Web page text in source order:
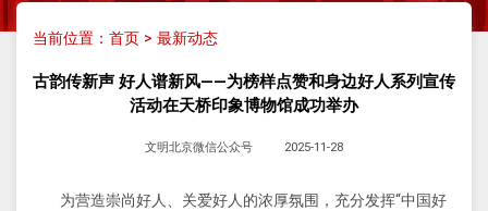
当前位置： 首页> 最新动态
古韵传新声 好人谱新风——为榜样点赞和身边好人系列宣传
活动在天桥印象博物馆成功举办
文明北京微信公众号 2025-11-28
为营造崇尚好人、关爱好人的浓厚氛围，充分发挥“中国好